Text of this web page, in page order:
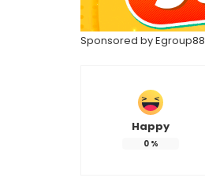
Sponsored byEgroup88
Happy
0%